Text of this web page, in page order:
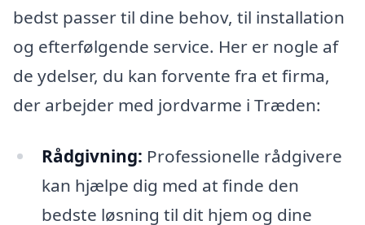
bedst passer til dine behov, til installation
og efterfølgende service. Her er nogle af
de ydelser, du kan forvente fra et firma,
der arbejder med jordvarme i Træden:
Rådgivning: Professionelle rådgivere
kan hjælpe dig med at finde den
bedste løsning til dit hjem og dine